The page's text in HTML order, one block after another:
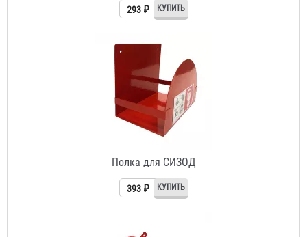
393 ₽
Противопожарная муфта «БАЛТИКА ПМ» 20
95 ₽